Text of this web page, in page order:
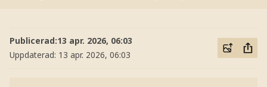
Publicerad:13 apr. 2026, 06:03
Uppdaterad: 13 apr. 2026, 06:03